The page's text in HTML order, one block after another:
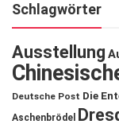
Schlagwörter
Ausstellung
Deutsche Post Die
Aschenbrödel